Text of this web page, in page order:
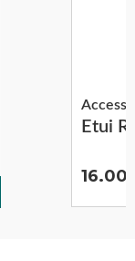
Etui
16.00